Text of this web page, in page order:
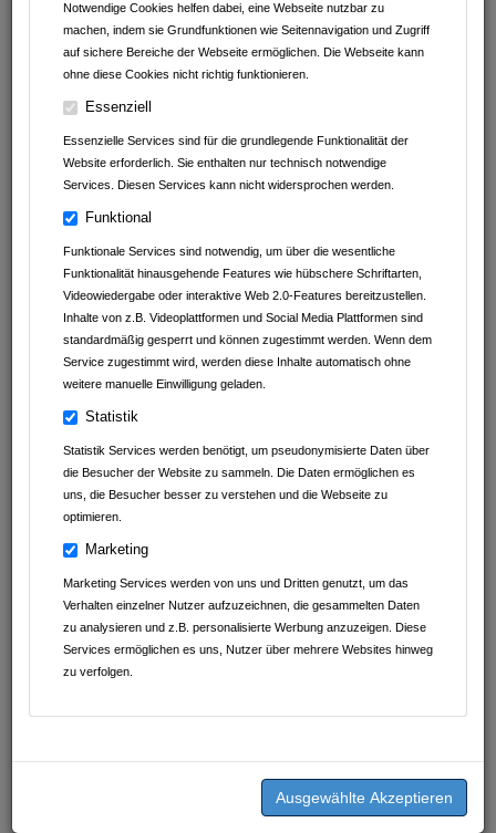
Notwendige Cookies helfen dabei, eine Webseite nutzbar zu
machen, indem sie Grundfunktionen wie Seitennavigation und Zugriff
auf sichere Bereiche der Webseite ermöglichen. Die Webseite kann
ohne diese Cookies nicht richtig funktionieren.
Essenziell
Essenzielle Services sind für die grundlegende Funktionalität der
Website erforderlich. Sie enthalten nur technisch notwendige
Services. Diesen Services kann nicht widersprochen werden.
Funktional
Funktionale Services sind notwendig, um über die wesentliche
Funktionalität hinausgehende Features wie hübschere Schriftarten,
Videowiedergabe oder interaktive Web 2.0-Features bereitzustellen.
Inhalte von z.B. Videoplattformen und Social Media Plattformen sind
standardmäßig gesperrt und können zugestimmt werden. Wenn dem
Service zugestimmt wird, werden diese Inhalte automatisch ohne
weitere manuelle Einwilligung geladen.
Statistik
Statistik Services werden benötigt, um pseudonymisierte Daten über
die Besucher der Website zu sammeln. Die Daten ermöglichen es
uns, die Besucher besser zu verstehen und die Webseite zu
optimieren.
Marketing
Marketing Services werden von uns und Dritten genutzt, um das
Verhalten einzelner Nutzer aufzuzeichnen, die gesammelten Daten
zu analysieren und z.B. personalisierte Werbung anzuzeigen. Diese
Services ermöglichen es uns, Nutzer über mehrere Websites hinweg
zu verfolgen.
74252 Massenbachhausen
Baden-Württemberg
Deutschland
renault-schwarz-massenbachhausen.de